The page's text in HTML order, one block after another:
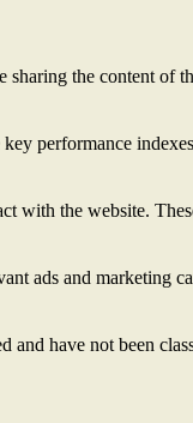
the content of
performance
with the website.
ads and marketing
and have not been